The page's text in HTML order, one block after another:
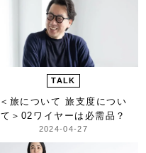
TALK
＜旅について 旅支度につい
て＞ 02ワイヤーは必需品？
2024-04-27